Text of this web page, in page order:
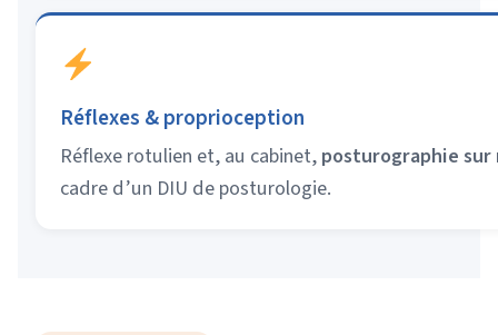
Réflexes & proprioception
Réflexe rotulien et, au cabinet,posturographie
cadre d’un DIU de posturologie.